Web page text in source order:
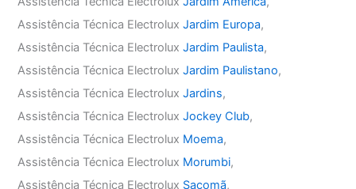
Assistência Técnica ElectroluxJardim Europa,
Assistência Técnica ElectroluxJardim Paulista,
Assistência Técnica ElectroluxJardim Paulistano,
Assistência Técnica ElectroluxJardins,
Assistência Técnica ElectroluxJockey Club,
Assistência Técnica Electrolux Moema,
Assistência Técnica Electrolux Morumbi,
Assistência Técnica Electrolux Sacomã,